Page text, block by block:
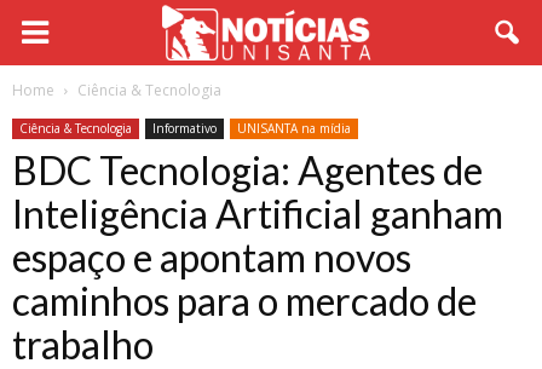
Home Ciência & Tecnologia
Ciência & Tecnologia Informativo UNISANTA na mídia
BDC Tecnologia: Agentes de
Inteligência Artificial ganham
espaço e apontam novos
caminhos para o mercado de
trabalho